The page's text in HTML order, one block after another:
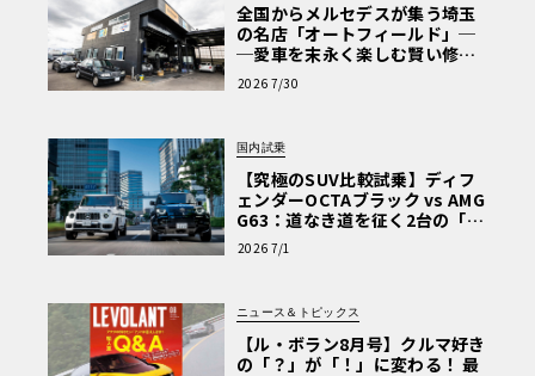
全国からメルセデスが集う埼玉
の名店「オートフィールド」─
─愛車を末永く楽しむ賢い修理
術と、プロがフックス製オイル
を選ぶ理由〈PR〉
2026 7/30
国内試乗
【究極のSUV比較試乗】ディフ
ェンダーOCTAブラック vs AMG
G63：道なき道を征く2台の「対
極的アプローチ」
2026 7/1
ニュース＆トピックス
【ル・ボラン8月号】クルマ好き
の「？」が「！」に変わる！ 最